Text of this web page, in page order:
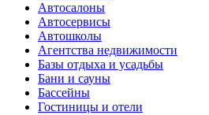
Автосалоны
Автосервисы
Автошколы
Агентства недвижимости
Базы отдыха и усадьбы
Бани и сауны
Бассейны
Гостиницы и отели